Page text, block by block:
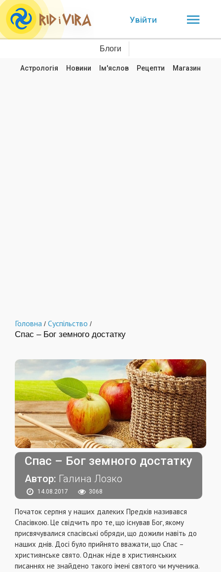
Увійти
Блоги
Астрологія Новини Ім'яслов Рецепти Магазин
Головна / Суспільство /
Спас – Бог земного достатку
Спас – Бог земного достатку
Автор: Галина Лозко
14.08.2017 3068
Початок серпня у наших далеких Предків називався
Спасівкою. Це свідчить про те, що існував Бог, якому
присвячувалися спасівські обряди, що дожили навіть до
наших днів. Досі було прийнято вважати, що Спас –
християнське свято. Однак ніде в християнських
писаннях не знайдено такого імені святого чи мученика.